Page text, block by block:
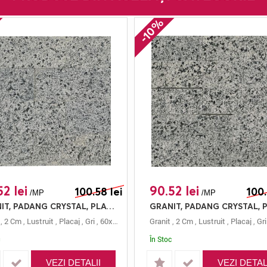
lei /MP 100.58 lei
GRANIT, PADANG CRYSTAL, PLACAJ, 60X15, 2, LUSTRUIT
, 2 Cm, Lustruit , Placaj, Gri, 60x15 Padang Crystal
VEZI DETALII
90.52 lei /MP
-10%
Granit , 2 Cm, Lustruit , Placaj, Gri
În Stoc
VEZI